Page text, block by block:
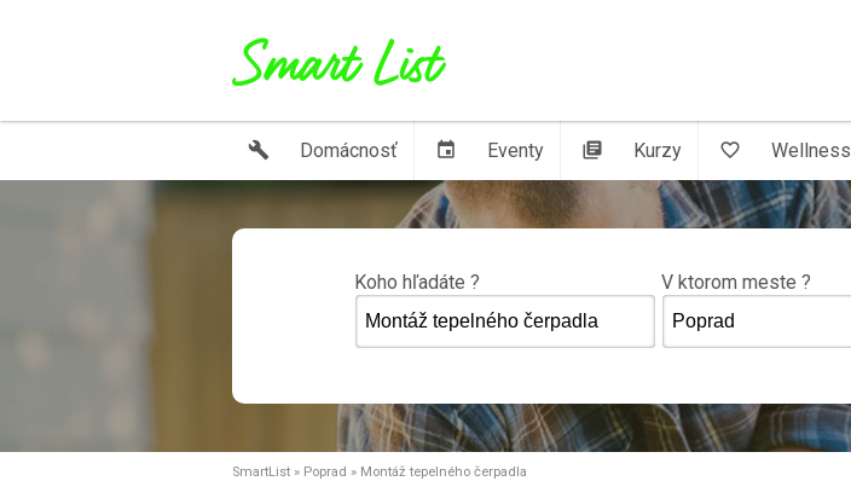
build Domácnosť event Eventy library_books Kurzy favorite_border Wellness
Koho hľadáte ? V ktorom meste ?
SmartList » Poprad » Montáž tepelného čerpadla